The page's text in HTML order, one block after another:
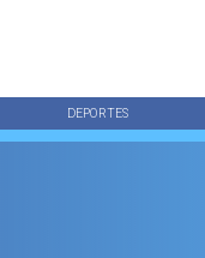
DEPORTES